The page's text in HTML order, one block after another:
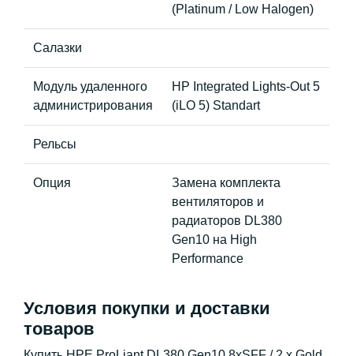
(Platinum / Low Halogen)
Салазки
Модуль удаленного
администрирования
HP Integrated Lights-Out 5
(iLO 5) Standart
Рельсы
Опция
Замена комплекта
вентиляторов и
радиаторов DL380
Gen10 на High
Performance
Условия покупки и доставки
товаров